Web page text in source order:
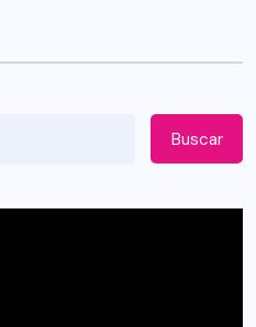
Buscar